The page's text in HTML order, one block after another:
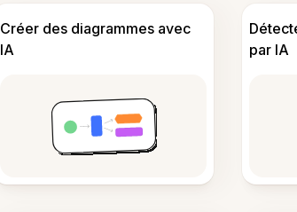
Créer des diagrammes avec
IA
par IA